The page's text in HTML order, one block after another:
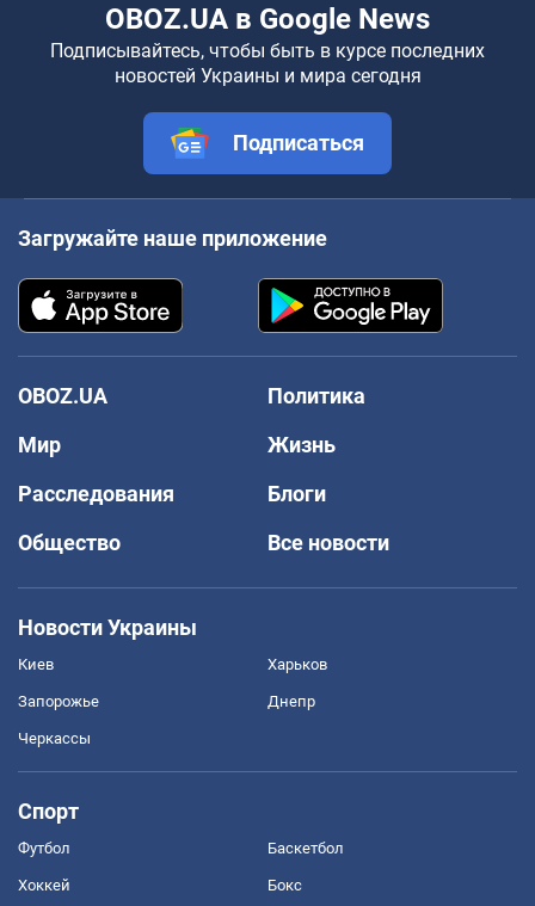
OBOZ.UA в Google News
Подписывайтесь, чтобы быть в курсе последних
новостей Украины и мира сегодня
Подписаться
Загружайте наше приложение
OBOZ.UA
Политика
Мир
Жизнь
Расследования
Блоги
Общество
Все новости
Новости Украины
Киев Харьков
Запорожье Днепр
Черкассы
Спорт
Футбол Баскетбол
Хоккей Бокс